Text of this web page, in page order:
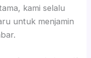
kami selalu
untuk menjamin